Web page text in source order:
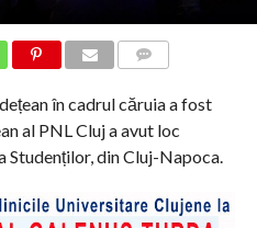
în cadrul căruia a fost
al PNL Cluj a avut loc
Studenților, din Cluj-Napoca.